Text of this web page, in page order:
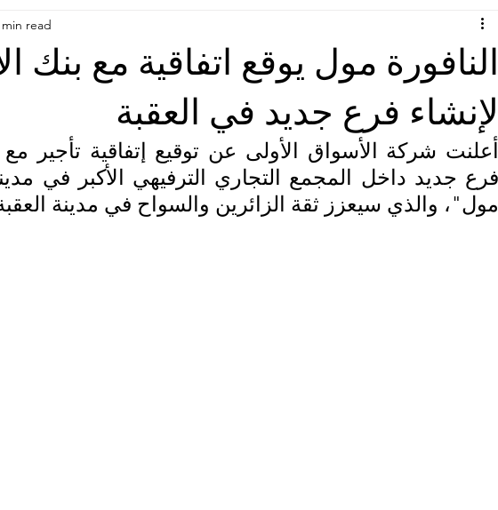
النافورة مول يوقع اتفاقية مع بنك
لإنشاء فرع جديد في العقبة
min read
مول"، والذي سيعزز ثقة الزائرين والسواح في مدينة